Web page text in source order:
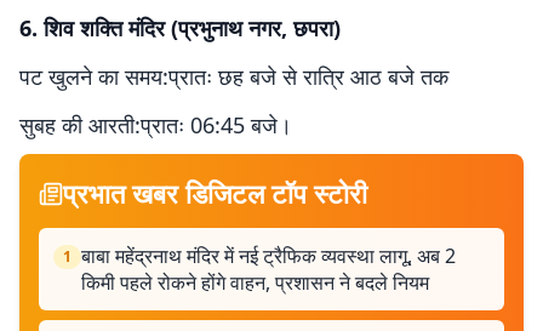
6. शिव शक्ति मंदिर (प्रभुनाथ नगर, छपरा)
पट खुलने का समय:प्रातः छह बजे से रात्रि आठ बजे तक
सुबह की आरती:प्रातः 06:45 बजे।
प्रभात खबर डिजिटल टॉप स्टोरी
1 बाबा महेंद्रनाथ मंदिर में नई ट्रैफिक व्यवस्था लागू, अब 2
किमी पहले रोकने होंगे वाहन, प्रशासन ने बदले नियम